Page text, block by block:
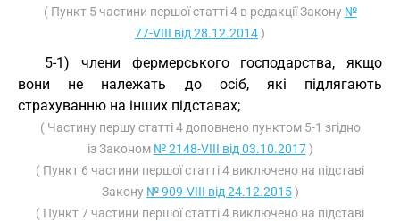
( Пункт 5 частини першої статті 4 в редакції Закону №
77-VIII від 28.12.2014)
5-1) члени фермерського господарства, якщо
вони не належать до осіб, які підлягають
страхуванню на інших підставах;
( Частину першу статті 4 доповнено пунктом 5-1 згідно
із Законом № 2148-VIII від 03.10.2017)
( Пункт 6 частини першої статті 4 виключено на підставі
Закону № 909-VIII від 24.12.2015)
( Пункт 7 частини першої статті 4 виключено на підставі